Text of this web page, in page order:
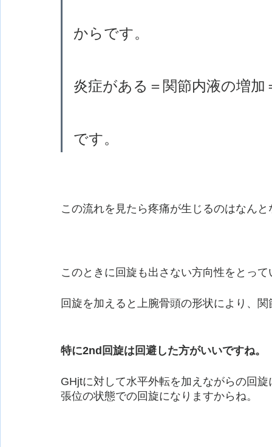
からです。
炎症がある＝関節内液の増加
です。
この流れを見たら疼痛が生じるのはなん
このときに回旋も出さない方向性をとって
回旋を加えると上腕骨頭の形状により、
特に2nd回旋は回避した方がいいですね。
GHjtに対して水平外転を加えながらの回
張位の状態での回旋になりますからね。